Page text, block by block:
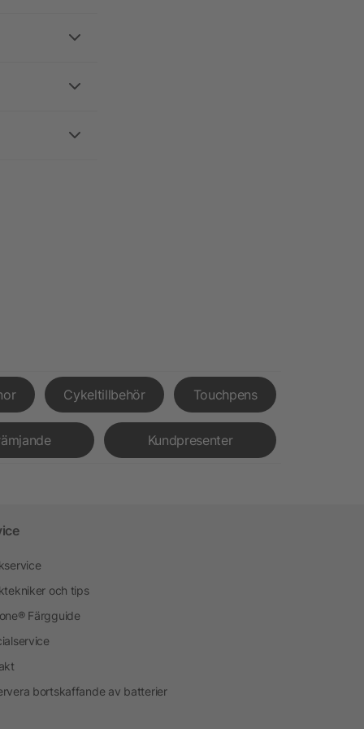
Cykeltillbehör Touchpens
Kundpresenter
och tips
Färgguide
bortskaffande av batterier